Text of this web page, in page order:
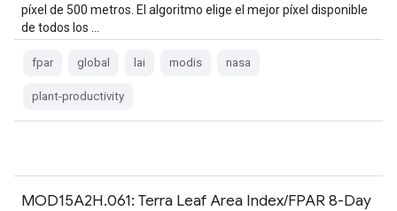
píxel de 500 metros. El algoritmo elige el mejor píxel disponible
de todos los …
fpar global lai modis nasa
plant-productivity
MOD15A2H.061: Terra Leaf Area Index/FPAR 8-Day